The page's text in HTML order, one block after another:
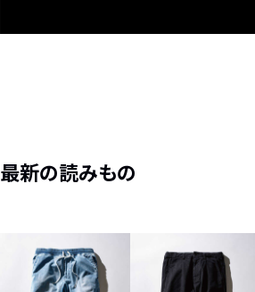
最新の読みもの